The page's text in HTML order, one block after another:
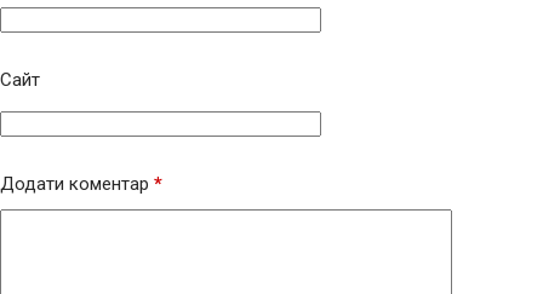
Сайт
Додати коментар *